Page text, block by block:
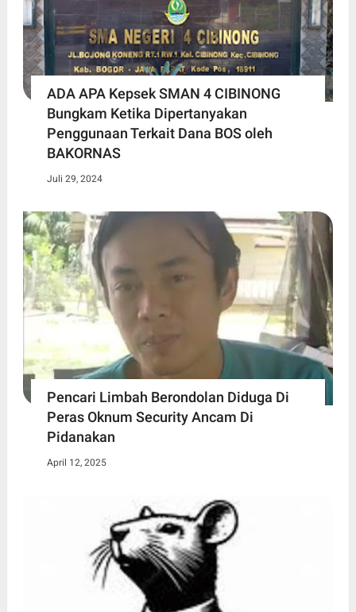
ADA APA Kepsek SMAN 4 CIBINONG
Bungkam Ketika Dipertanyakan
Penggunaan Terkait Dana BOS oleh
BAKORNAS
Juli 29, 2024
Pencari Limbah Berondolan Diduga Di
Peras Oknum Security Ancam Di
Pidanakan
April 12, 2025